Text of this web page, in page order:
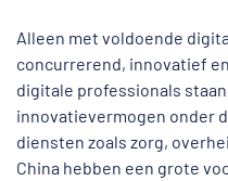
Alleen met voldoende
concurrerend, innovatief
digitale professionals
innovatievermogen onder
diensten zoals zorg,
China hebben een grote